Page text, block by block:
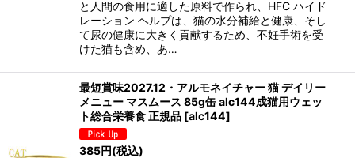
と人間の食用に適した原料で作られ、HFC ハイド
レーション ヘルプは、猫の水分補給と健康、そし
て尿の健康に大きく貢献するため、不妊手術を受
けた猫も含め、あ…
最短賞味2027.12・アルモネイチャー 猫 デイリー
メニュー マスムース 85g缶 alc144成猫用ウェッ
ト総合栄養食 正規品 [alc144]
385円(税込)